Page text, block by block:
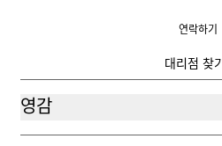
연락하기
대리점 찾기
영감